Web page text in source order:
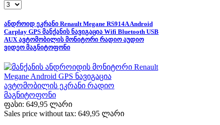
ანდროიდ ეკრანი Renault Megane RS914A Android
Carplay GPS მანქანის ნავიგაცია Wifi Bluetooth USB
AUX ავტომობილის მონიტორი რადიო აუდიო
ვიდეო მაგნიტოფონი
ფასი: 649,95 ლარი
Sales price without tax: 649,95 ლარი